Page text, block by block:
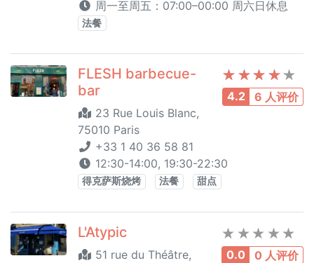
周一至周五：07:00–00:00 周六日休息
法餐
4.2 6 人评价
FLESH barbecue-
bar
23 Rue Louis Blanc,
75010 Paris
+33 1 40 36 58 81
12:30-14:00, 19:30-22:30
得克萨斯烧烤 法餐 甜点
0.0 0 人评价
L'Atypic
51 rue du Théâtre,